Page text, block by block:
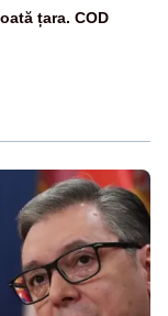
țara. COD